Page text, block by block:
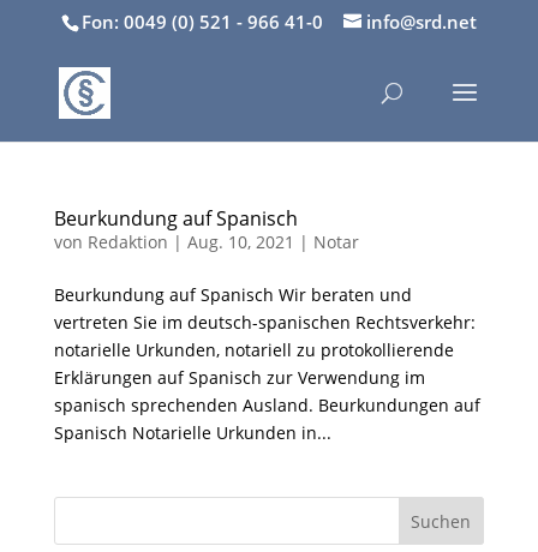
Fon: 0049 (0) 521 - 966 41-0 info@srd.net
Beurkundung auf Spanisch
von Redaktion | Aug. 10, 2021 | Notar
Beurkundung auf Spanisch Wir beraten und
vertreten Sie im deutsch-spanischen Rechtsverkehr:
notarielle Urkunden, notariell zu protokollierende
Erklärungen auf Spanisch zur Verwendung im
spanisch sprechenden Ausland. Beurkundungen auf
Spanisch Notarielle Urkunden in...